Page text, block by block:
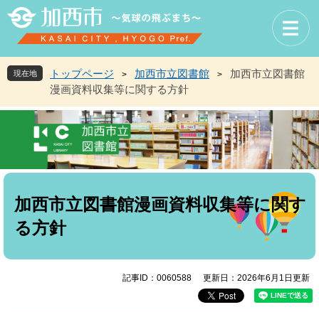
先
頭
す
を
飛
し
へ
現在地 トップページ > 加西市立図書館 >
加西市立図書館
漫画資料収集等に関する方針
本
加西市立図書館漫画資料収集等に関す
る方針
記事ID：0060588 更新日：2026年6月1日更新